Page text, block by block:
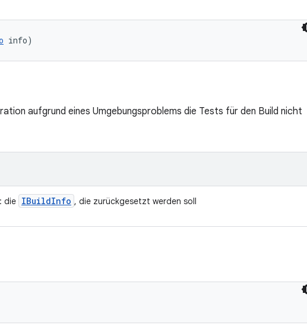
info)
aufgrund eines Umgebungsproblems die Tests für den Build nicht
: die IBuildInfo , die zurückgesetzt werden soll